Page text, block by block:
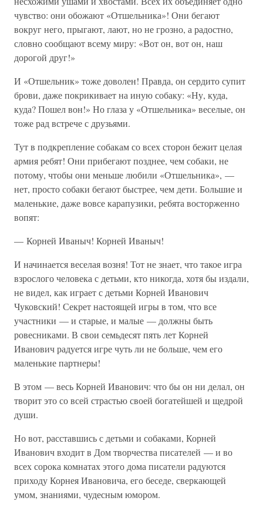
чувство: они обожают «Отшельника»! Они бегают
вокруг него, прыгают, лают, но не грозно, а радостно,
словно сообщают всему миру: «Вот он, вот он, наш
дорогой друг!»
И «Отшельник» тоже доволен! Правда, он сердито супит
брови, даже покрикивает на иную собаку: «Ну, куда,
куда? Пошел вон!» Но глаза у «Отшельника» веселые, он
тоже рад встрече с друзьями.
Тут в подкрепление собакам со всех сторон бежит целая
армия ребят! Они прибегают позднее, чем собаки, не
потому, чтобы они меньше любили «Отшельника», —
нет, просто собаки бегают быстрее, чем дети. Большие и
маленькие, даже вовсе карапузики, ребята восторженно
вопят:
— Корней Иваныч! Корней Иваныч!
И начинается веселая возня! Тот не знает, что такое игра
взрослого человека с детьми, кто никогда, хотя бы издали,
не видел, как играет с детьми Корней Иванович
Чуковский! Секрет настоящей игры в том, что все
участники — и старые, и малые — должны быть
ровесниками. В свои семьдесят пять лет Корней
Иванович радуется игре чуть ли не больше, чем его
маленькие партнеры!
В этом — весь Корней Иванович: что бы он ни делал, он
творит это со всей страстью своей богатейшей и щедрой
души.
Но вот, расставшись с детьми и собаками, Корней
Иванович входит в Дом творчества писателей — и во
всех сорока комнатах этого дома писатели радуются
приходу Корнея Ивановича, его беседе, сверкающей
умом, знаниями, чудесным юмором.